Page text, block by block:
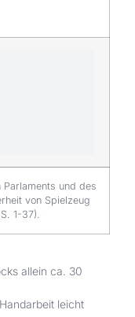
und des
von Spielzeug
1-37).
allein ca. 30
leicht